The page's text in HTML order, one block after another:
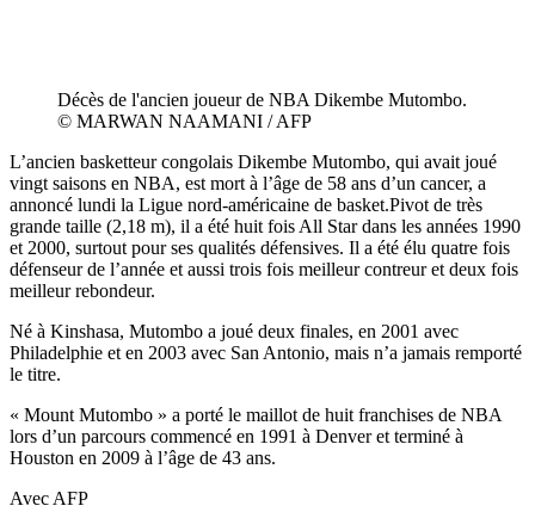
Décès de l'ancien joueur de NBA Dikembe Mutombo.
© MARWAN NAAMANI / AFP
L’ancien basketteur congolais Dikembe Mutombo, qui avait joué
vingt saisons en NBA, est mort à l’âge de 58 ans d’un cancer, a
annoncé lundi la Ligue nord-américaine de basket.Pivot de très
grande taille (2,18 m), il a été huit fois All Star dans les années 1990
et 2000, surtout pour ses qualités défensives. Il a été élu quatre fois
défenseur de l’année et aussi trois fois meilleur contreur et deux fois
meilleur rebondeur.
Né à Kinshasa, Mutombo a joué deux finales, en 2001 avec
Philadelphie et en 2003 avec San Antonio, mais n’a jamais remporté
le titre.
« Mount Mutombo » a porté le maillot de huit franchises de NBA
lors d’un parcours commencé en 1991 à Denver et terminé à
Houston en 2009 à l’âge de 43 ans.
Avec AFP